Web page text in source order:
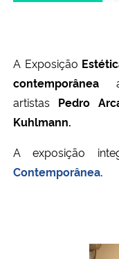
A Exposição
contemporânea
artistas Pedro
Kuhlmann.
A exposição
Contemporânea.